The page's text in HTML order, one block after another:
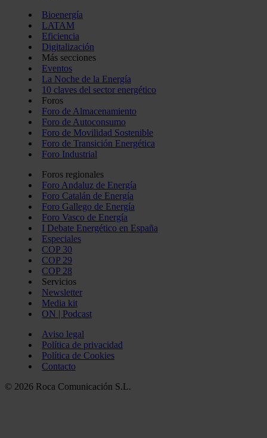
Bioenergía
LATAM
Eficiencia
Digitalización
Más secciones
Eventos
La Noche de la Energía
10 claves del sector energético
Foros
Foro de Almacenamiento
Foro de Autoconsumo
Foro de Movilidad Sostenible
Foro de Transición Energética
Foro Industrial
Foros regionales
Foro Andaluz de Energía
Foro Catalán de Energía
Foro Gallego de Energía
Foro Vasco de Energía
I Debate Energético en España
Especiales
COP 30
COP 29
COP 28
Servicios
Newsletter
Media kit
ON | Podcast
Aviso legal
Política de privacidad
Política de Cookies
Contacto
© 2026 Roca Comunicación S.L.